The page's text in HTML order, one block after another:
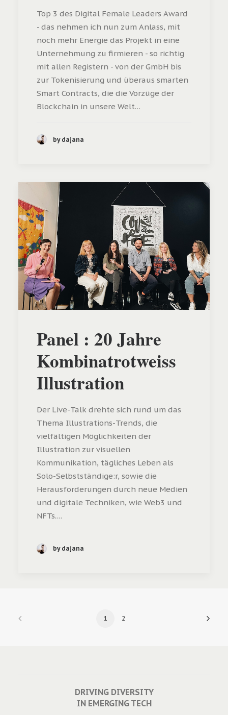
Top 3 des Digital Female Leaders Award
- das nehmen ich nun zum Anlass, mit
noch mehr Energie das Projekt in eine
Unternehmung zu firmieren - so richtig
mit allen Registern - von der GmbH bis
zur Tokenisierung und überaus smarten
Smart Contracts, die die Vorzüge der
Blockchain in unsere Welt…
by dajana
Panel : 20 Jahre
Kombinatrotweiss
Illustration
Der Live-Talk drehte sich rund um das
Thema Illustrations-Trends, die
vielfältigen Möglichkeiten der
Illustration zur visuellen
Kommunikation, tägliches Leben als
Solo-Selbstständige:r, sowie die
Herausforderungen durch neue Medien
und digitale Techniken, wie Web3 und
NFTs.…
by dajana
1 2
DRIVING DIVERSITY
IN EMERGING TECH